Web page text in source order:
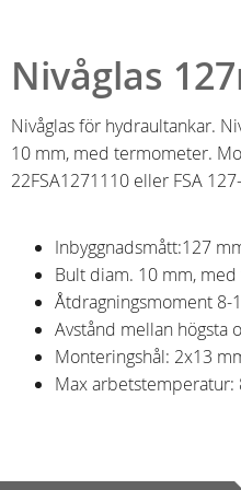
Nivåglas
Nivåglas för hydraultankar.
10 mm, med termometer.
22FSA1271110 eller FSA
Inbyggnadsmått:127
Bult diam. 10 mm,
Åtdragningsmoment 8-
Avstånd mellan högsta
Monteringshål: 2x13
Max arbetstemperatur: